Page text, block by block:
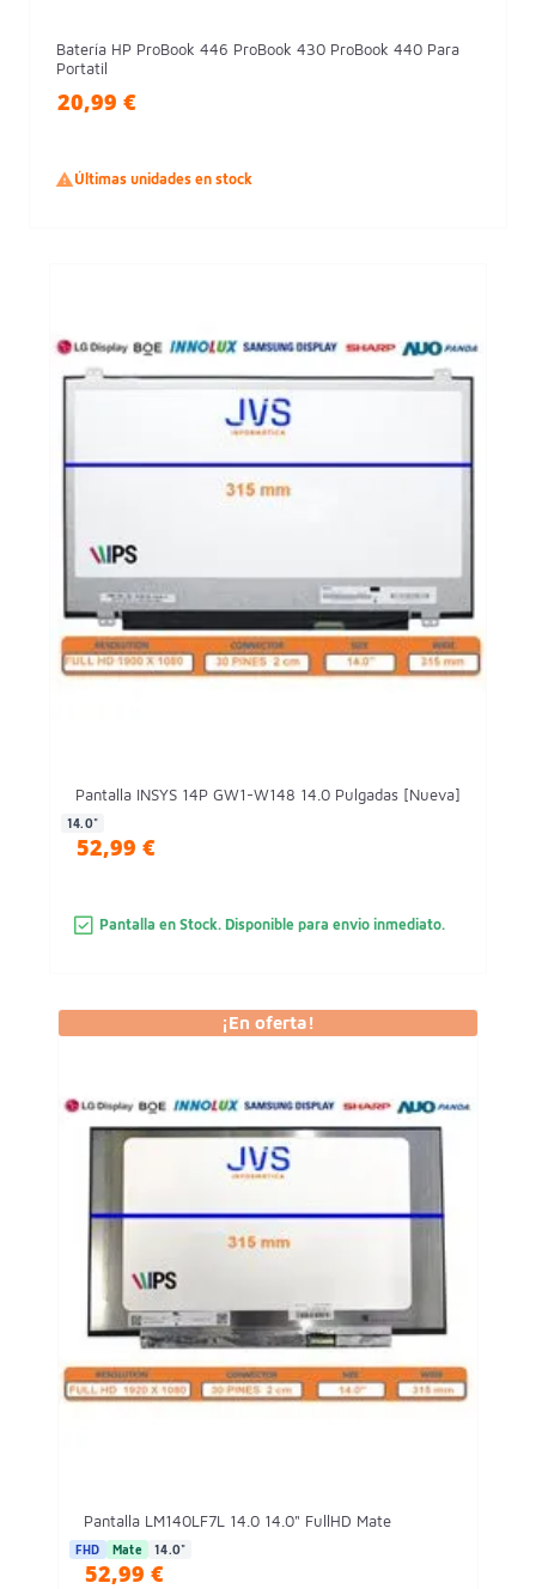
Batería HP ProBook 446 ProBook 430 ProBook 440 Para
Portatil
20,99 €
Últimas unidades en stock
Pantalla INSYS 14P GW1-W148 14.0 Pulgadas [Nueva]
14.0"
52,99 €
Pantalla en Stock. Disponible para envio inmediato.
Pantalla LM140LF7L 14.0 14.0" FullHD Mate
FHD Mate 14.0"
52,99 €
¡En oferta!